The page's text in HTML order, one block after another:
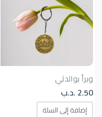
وبراً بوالدتي
2.50 .د.ب
إضافة إلى السلة